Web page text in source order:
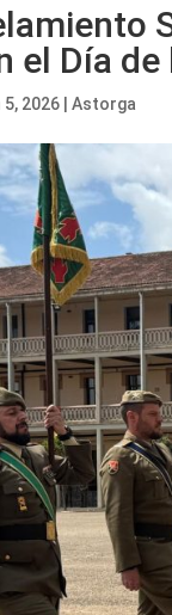
el Día
5, 2026 |Astorga